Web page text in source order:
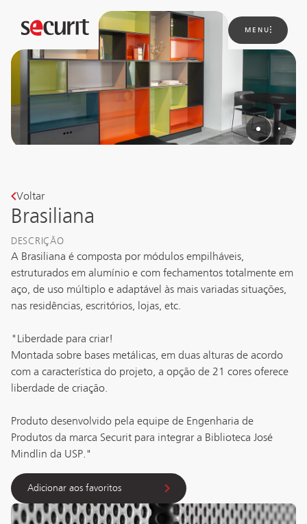
nós
Soluções
Novidades
Projetos
MENU
Voltar
Brasiliana
DESCRIÇÃO
A Brasiliana é composta por módulos empilháveis,
estruturados em alumínio e com fechamentos totalmente em
aço, de uso múltiplo e adaptável às mais variadas situações,
nas residências, escritórios, lojas, etc.
"Liberdade para criar!
Montada sobre bases metálicas, em duas alturas de acordo
com a característica do projeto, a opção de 21 cores oferece
liberdade de criação.
Produto desenvolvido pela equipe de Engenharia de
Produtos da marca Securit para integrar a Biblioteca José
Adicionar aos favoritos